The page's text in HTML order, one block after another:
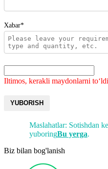
Xabar*
Iltimos, kerakli maydonlarni
YUBORISH
Maslahatlar: Sotishdan
yuboringBu yerga.
Biz bilan bog'lanish